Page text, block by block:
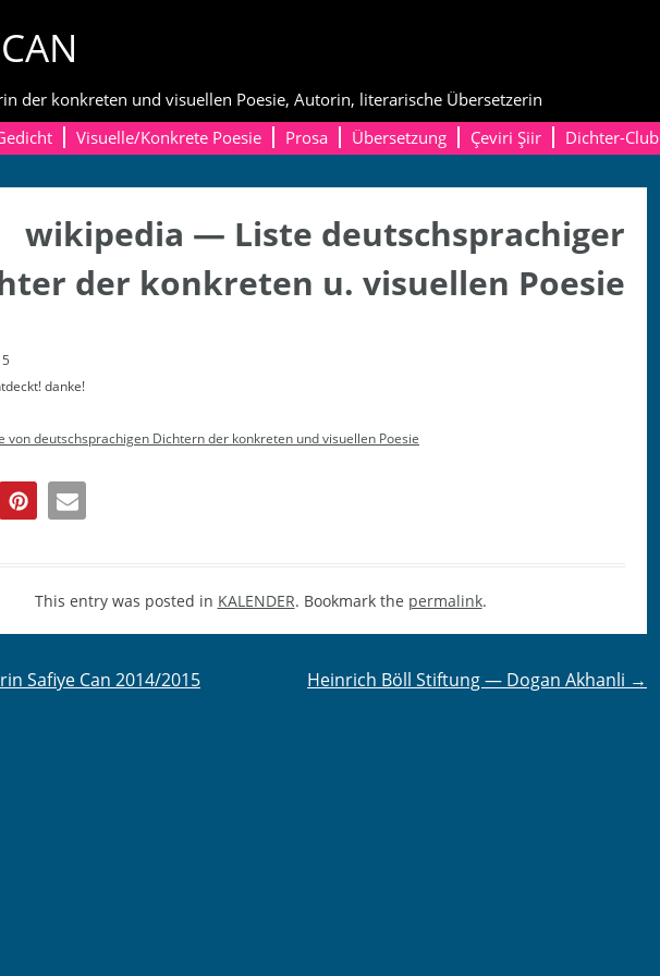
der konkreten und visuellen Poesie, Autorin, literarische Übersetzerin
Visuelle/Konkrete Poesie Prosa Übersetzung Çeviri Şiir Dichter-Club
wikipedia — Liste deutschsprachiger
der konkreten u. visuellen Poesie
danke!
von deutschsprachi­gen Dichtern der konkreten und visuellen Poesie
This entry was posted in KALENDER. Bookmark the permalink.
Safiye Can 2014/2015 Heinrich Böll Stiftung — Dogan Akhanli →